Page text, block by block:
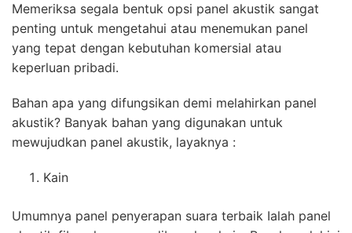
Memeriksa segala bentuk opsi panel akustik sangat
penting untuk mengetahui atau menemukan panel
yang tepat dengan kebutuhan komersial atau
keperluan pribadi.
Bahan apa yang difungsikan demi melahirkan panel
akustik? Banyak bahan yang digunakan untuk
mewujudkan panel akustik, layaknya :
Kain
Umumnya panel penyerapan suara terbaik Ialah panel